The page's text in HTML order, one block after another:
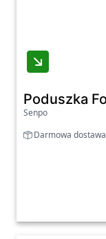
Poduszka
Senpo
Darmowa dostawa